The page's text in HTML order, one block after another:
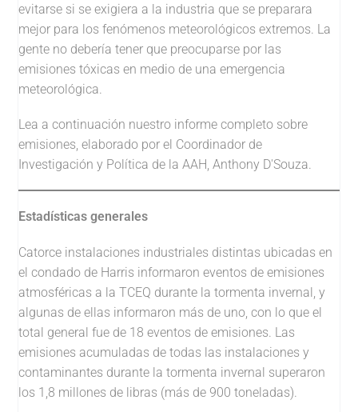
evitarse si se exigiera a la industria que se preparara
mejor para los fenómenos meteorológicos extremos. La
gente no debería tener que preocuparse por las
emisiones tóxicas en medio de una emergencia
meteorológica.
Lea a continuación nuestro informe completo sobre
emisiones, elaborado por el Coordinador de
Investigación y Política de la AAH, Anthony D'Souza.
Estadísticas generales
Catorce instalaciones industriales distintas ubicadas en
el condado de Harris informaron eventos de emisiones
atmosféricas a la TCEQ durante la tormenta invernal, y
algunas de ellas informaron más de uno, con lo que el
total general fue de 18 eventos de emisiones. Las
emisiones acumuladas de todas las instalaciones y
contaminantes durante la tormenta invernal superaron
los 1,8 millones de libras (más de 900 toneladas).